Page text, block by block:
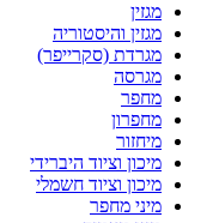
מגזין
מגזין והיסטוריה
מגרדת (סקרייפר)
מגרסה
מחפר
מחפרון
מיחזור
מיכון וציוד היברידי
מיכון וציוד חשמלי
מיני מחפר